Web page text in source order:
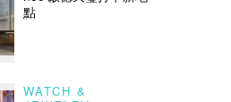
點
WATCH &